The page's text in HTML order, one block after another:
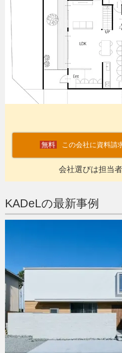
この会社に資料請
会社選びは担当
KADeLの最新事例